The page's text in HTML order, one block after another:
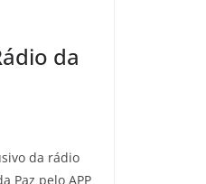
da
da rádio
Paz pelo APP